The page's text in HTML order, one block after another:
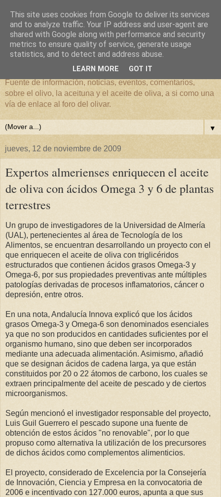
El mundo del Olivar
Fuente de información, noticias, eventos, comentarios,
sobre el olivo, la aceituna y el aceite de oliva, a si como una
vía de enlace al foro del olivar.
▼
jueves, 12 de noviembre de 2009
Expertos almerienses enriquecen el aceite
de oliva con ácidos Omega 3 y 6 de plantas
terrestres
Un grupo de investigadores de la Universidad de Almería
(UAL), pertenecientes al área de Tecnología de los
Alimentos, se encuentran desarrollando un proyecto con el
que enriquecen el aceite de oliva con triglicéridos
estructurados que contienen ácidos grasos Omega-3 y
Omega-6, por sus propiedades preventivas ante múltiples
patologías derivadas de procesos inflamatorios, cáncer o
depresión, entre otros.
En una nota, Andalucía Innova explicó que los ácidos
grasos Omega-3 y Omega-6 son denominados esenciales
ya que no son producidos en cantidades suficientes por el
organismo humano, sino que deben ser incorporados
mediante una adecuada alimentación. Asimismo, añadió
que se designan ácidos de cadena larga, ya que están
constituidos por 20 o 22 átomos de carbono, los cuales se
extraen principalmente del aceite de pescado y de ciertos
microorganismos.
Según mencionó el investigador responsable del proyecto,
Luis Guil Guerrero el pescado supone una fuente de
obtención de estos ácidos "no renovable", por lo que
propuso como alternativa la utilización de los precursores
de dichos ácidos como complementos alimenticios.
El proyecto, considerado de Excelencia por la Consejería
de Innovación, Ciencia y Empresa en la convocatoria de
2006 e incentivado con 127.000 euros, apunta a que sus
This site uses cookies from Google to deliver its services
and to analyze traffic. Your IP address and user-agent are
shared with Google along with performance and security
metrics to ensure quality of service, generate usage
statistics, and to detect and address abuse.
LEARN MORE GOT IT